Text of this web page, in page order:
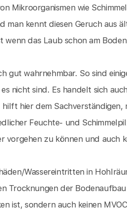
Mikroorganismen wie
man kennt diesen Geruch aus
das Laub schon am
gut wahrnehmbar. So sind
nicht sind. Es handelt sich
hier dem Sachverständigen,
Feuchte- und
vorgehen zu können und auch
Wassereintritten in
Trocknungen der Bodenaufbau
ist, sondern auch keinen